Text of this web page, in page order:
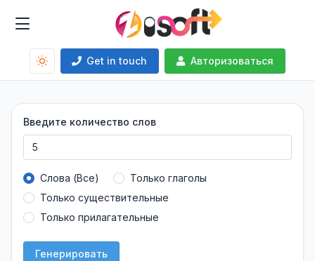
Get in touch Авторизоваться
Введите количество слов
Слова (Все)
Только глаголы
Только существительные
Только прилагательные
Генерировать